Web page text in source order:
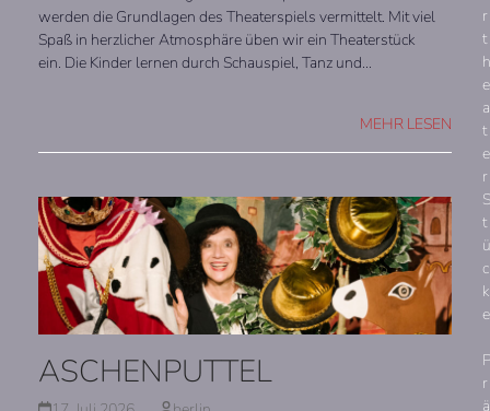
werden die Grundlagen des Theaterspiels vermittelt. Mit viel
Spaß in herzlicher Atmosphäre üben wir ein Theaterstück
ein. Die Kinder lernen durch Schauspiel, Tanz und…
MEHR LESEN
ASCHENPUTTEL
r
t
h
e
a
t
e
r
S
t
ü
c
k
e
r
ä